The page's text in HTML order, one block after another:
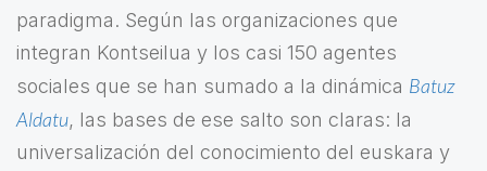
paradigma. Según las organizaciones que
integran Kontseilua y los casi 150 agentes
sociales que se han sumado a la dinámica Batuz
Aldatu, las bases de ese salto son claras: la
universalización del conocimiento del euskara y